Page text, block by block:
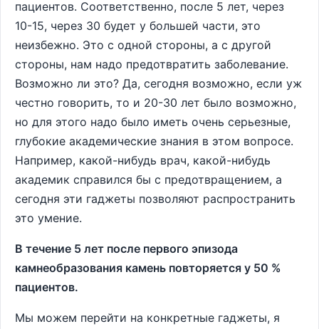
пациентов. Соответственно, после 5 лет, через
10-15, через 30 будет у большей части, это
неизбежно. Это с одной стороны, а с другой
стороны, нам надо предотвратить заболевание.
Возможно ли это? Да, сегодня возможно, если уж
честно говорить, то и 20-30 лет было возможно,
но для этого надо было иметь очень серьезные,
глубокие академические знания в этом вопросе.
Например, какой-нибудь врач, какой-нибудь
академик справился бы с предотвращением, а
сегодня эти гаджеты позволяют распространить
это умение.
В течение 5 лет после первого эпизода
камнеобразования камень повторяется у 50 %
пациентов.
Мы можем перейти на конкретные гаджеты, я